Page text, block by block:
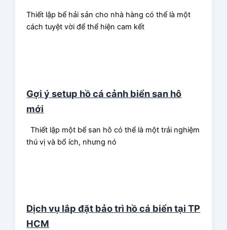
Thiết lập bể hải sản cho nhà hàng có thể là một
cách tuyệt vời để thể hiện cam kết
Gợi ý setup hồ cá cảnh biển san hô
mới
Thiết lập một bể san hô có thể là một trải nghiệm
thú vị và bổ ích, nhưng nó
Dịch vụ lắp đặt bảo trì hồ cá biển tại TP
HCM